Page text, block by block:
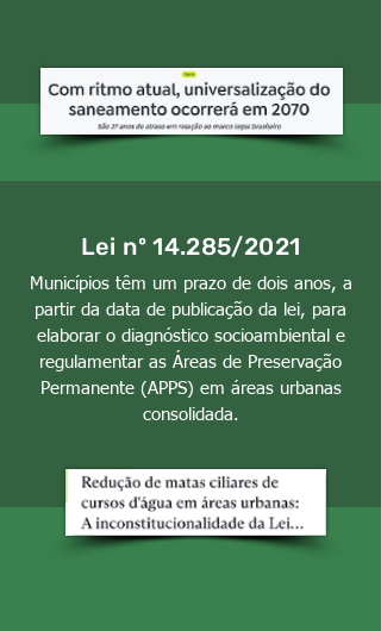
Lei nº 14.285/2021
Municípios têm um prazo de dois anos, a
partir da data de publicação da lei, para
elaborar o diagnóstico socioambiental e
regulamentar as Áreas de Preservação
Permanente (APPS) em áreas urbanas
consolidada.